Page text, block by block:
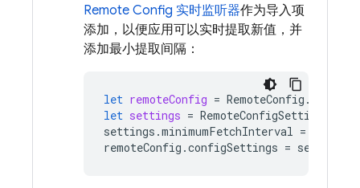
Remote Config 实时监听器作为导入项
添加，以便应用可以实时提取新值，并
添加最小提取间隔：
let remoteConfig = RemoteConfig .
let settings = RemoteConfigSettings
settings .minimumFetchInterval =
remoteConfig .configSettings = settings